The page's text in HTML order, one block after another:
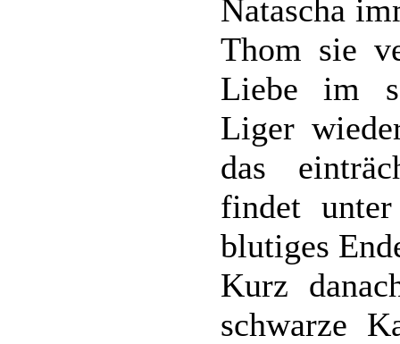
Natascha
Thom sie
Liebe im
Liger
das
findet
blutiges
Kurz
schwarze